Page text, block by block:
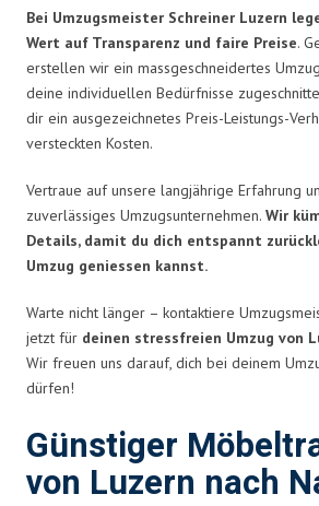
Bei Umzugsmeister Schreiner Luzern
Wert auf Transparenz und faire Preise.
erstellen wir ein massgeschneidertes
deine individuellen Bedürfnisse
dir ein ausgezeichnetes Preis-Leistungs-
versteckten Kosten.
Vertraue auf unsere langjährige Erfahrung
zuverlässiges Umzugsunternehmen. Wir
Details, damit du dich entspannt
Umzug geniessen kannst.
Warte nicht länger – kontaktiere
jetzt für deinen stressfreien Umzug von
Wir freuen uns darauf, dich bei deinem
dürfen!
Günstiger
von Luzern nach